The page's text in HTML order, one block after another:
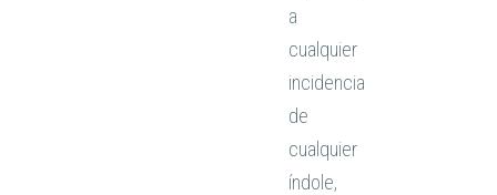
a
cualquier
incidencia
de
cualquier
índole,